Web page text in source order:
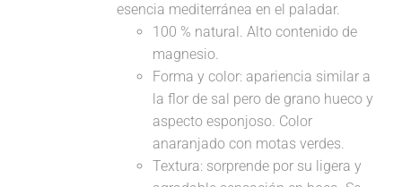
esencia mediterránea en el paladar.
100 % natural. Alto contenido de
magnesio.
Forma y color: apariencia similar a
la flor de sal pero de grano hueco y
aspecto esponjoso. Color
anaranjado con motas verdes.
Textura: sorprende por su ligera y